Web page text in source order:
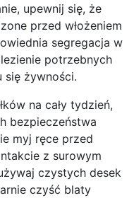
upewnij się, że
przed włożeniem
segregacja w
potrzebnych
się żywności.
na cały tydzień,
bezpieczeństwa
myj ręce przed
z surowym
czystych desek
czyść blaty